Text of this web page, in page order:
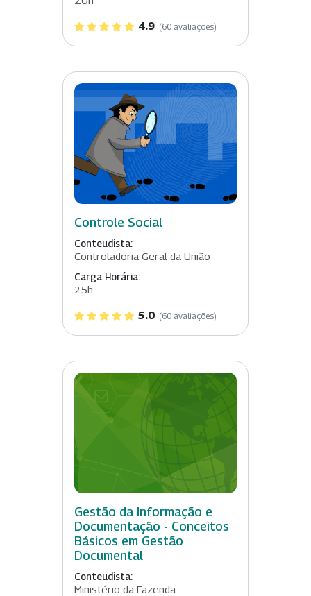
4.9 (60 avaliações)
Controle Social
Conteudista:
Controladoria Geral da União
Carga Horária:
25h
5.0 (60 avaliações)
Gestão da Informação e
Documentação - Conceitos
Básicos em Gestão
Documental
Conteudista:
Ministério da Fazenda